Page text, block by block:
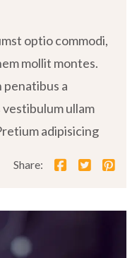
optio commodi,
mollit montes.
a
ullam
adipisicing
Share: